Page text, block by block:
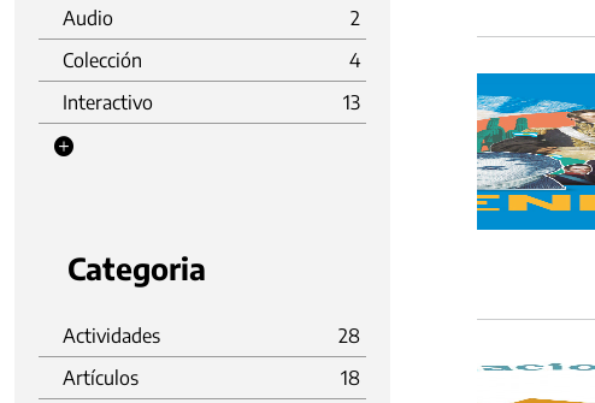
Audio
2
Colección
4
Interactivo
13
Categoria
Actividades
28
Artículos
18